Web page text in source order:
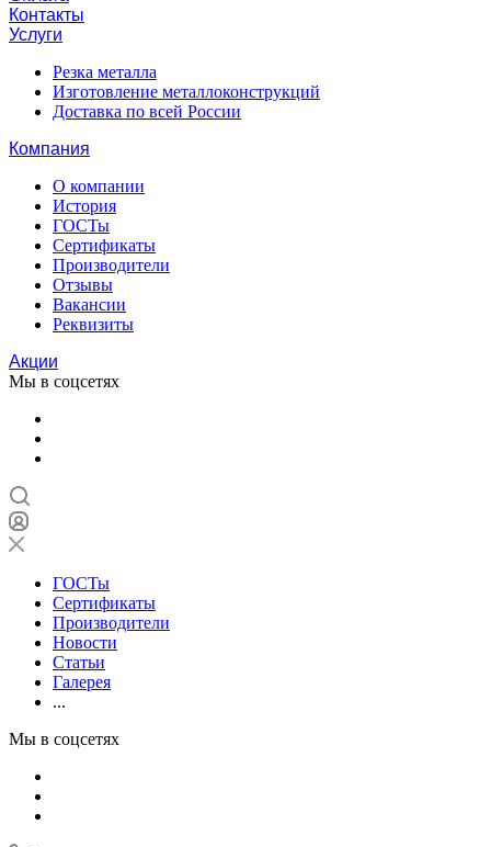
Контакты
Услуги
Резка металла
Изготовление металлоконструкций
Доставка по всей России
Компания
О компании
История
ГОСТы
Сертификаты
Производители
Отзывы
Вакансии
Реквизиты
Акции
Мы в соцсетях
ГОСТы
Сертификаты
Производители
Новости
Статьи
Галерея
...
Мы в соцсетях